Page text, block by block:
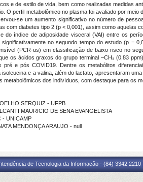
e de estilo de vida, bem como realizadas medidas
O perfil metabolômico no plasma foi avaliado por
se um aumento significativo no número de
com diabetes tipo 2 (p < 0,001), assim como aquelas
do índice de adiposidade visceral (VAI) entre os
no segundo tempo do estudo (p =
(PCR-us) em classificação de baixo risco no
os ácidos graxos do grupo terminal –CH₃ (0,83
pré e pós COVID19. Dentre os metabólitos
e a valina, além do lactato, apresentaram
metabolômicos dos indivíduos, com destaque para os
SERQUIZ - UFPB
MAURICIO DE SENA EVANGELISTA
- UNICAMP
MENDONÇA ARAUJO - null
de Tecnologia da Informação - (84) 3342